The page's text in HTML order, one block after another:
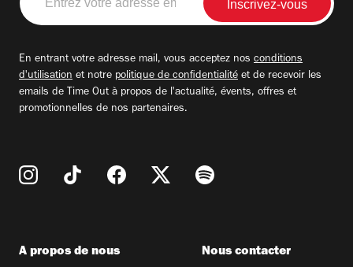
votre
adresse
En entrant votre adresse mail, vous acceptez nos conditions
d'utilisation et notre politique de confidentialité et de recevoir les
emails de Time Out à propos de l'actualité, évents, offres et
promotionnelles de nos partenaires.
A propos de nous Nous contacter